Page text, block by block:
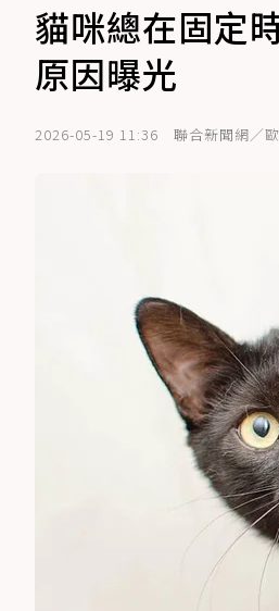
貓咪總在固定
原因曝光
2026-05-19 11:36 聯合新聞網／